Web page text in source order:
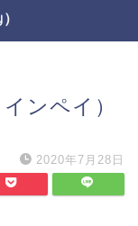
ンペイ）
2020年7月28日